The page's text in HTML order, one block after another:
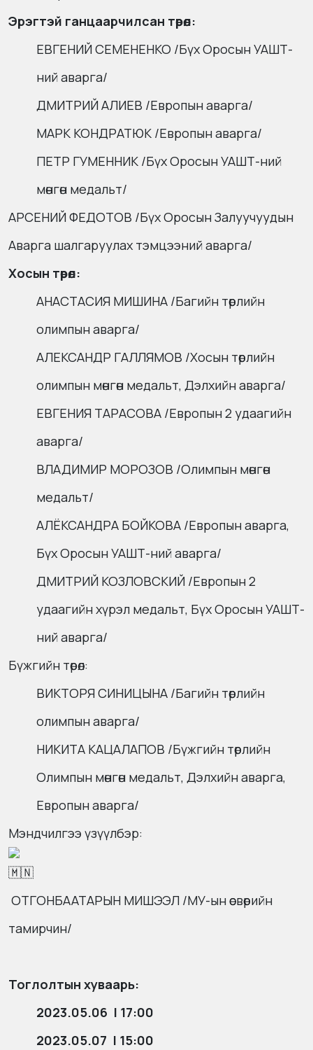
Эрэгтэй ганцаарчилсан төрөл:
ЕВГЕНИЙ СЕМЕНЕНКО /Бүх Оросын УАШТ-
ний аварга/
ДМИТРИЙ АЛИЕВ /Европын аварга/
МАРК КОНДРАТЮК /Европын аварга/
ПЕТР ГУМЕННИК /Бүх Оросын УАШТ-ний
мөнгөн медальт/
АРСЕНИЙ ФЕДОТОВ /Бүх Оросын Залуучуудын
Аварга шалгаруулах тэмцээний аварга/
Хосын төрөл:
АНАСТАСИЯ МИШИНА /Багийн төрлийн
олимпын аварга/
АЛЕКСАНДР ГАЛЛЯМОВ /Хосын төрлийн
олимпын мөнгөн медальт, Дэлхийн аварга/
ЕВГЕНИЯ ТАРАСОВА /Европын 2 удаагийн
аварга/
ВЛАДИМИР МОРОЗОВ /Олимпын мөнгөн
медальт/
АЛЁКСАНДРА БОЙКОВА /Европын аварга,
Бүх Оросын УАШТ-ний аварга/
ДМИТРИЙ КОЗЛОВСКИЙ /Европын 2
удаагийн хүрэл медальт, Бүх Оросын УАШТ-
ний аварга/
Бүжгийн төрөл:
ВИКТОРЯ СИНИЦЫНА /Багийн төрлийн
олимпын аварга/
НИКИТА КАЦАЛАПОВ /Бүжгийн төрлийн
Олимпын мөнгөн медальт, Дэлхийн аварга,
Европын аварга/
Мэндчилгээ үзүүлбэр:
ОТГОНБААТАРЫН МИШЭЭЛ /МУ-ын өсвөрийн
тамирчин/
Тоглолтын хуваарь:
2023.05.06 | 17:00
2023.05.07 | 15:00